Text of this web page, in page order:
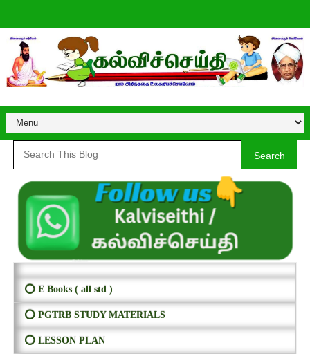
Search
⭕ E Books ( all std )
⭕ PGTRB STUDY MATERIALS
⭕ LESSON PLAN